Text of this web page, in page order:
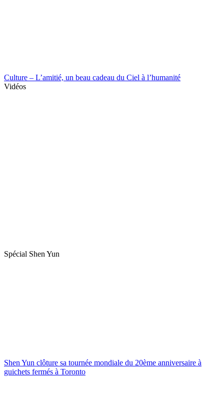
Culture – L’amitié, un beau cadeau du Ciel à l’humanité
Vidéos
Spécial Shen Yun
Shen Yun clôture sa tournée mondiale du 20ème anniversaire à
guichets fermés à Toronto